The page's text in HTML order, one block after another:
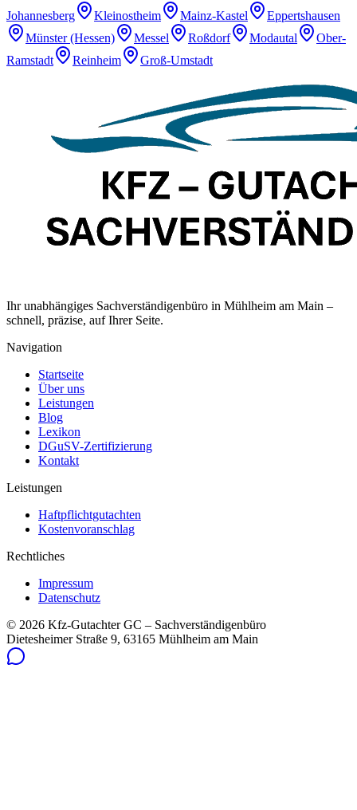
Johannesberg Kleinostheim Mainz-Kastel
Eppertshausen
Münster (Hessen)
Messel Roßdorf Modautal
Ober-
Ramstadt
Reinheim Groß-Umstadt
Ihr unabhängiges Sachverständigenbüro in Mühlheim am Main –
schnell, präzise, auf Ihrer Seite.
Navigation
Startseite
Über uns
Leistungen
Blog
Lexikon
DGuSV-Zertifizierung
Kontakt
Leistungen
Haftpflichtgutachten
Kostenvoranschlag
Rechtliches
Impressum
Datenschutz
© 2026 Kfz-Gutachter GC – Sachverständigenbüro
Dietesheimer Straße 9, 63165 Mühlheim am Main